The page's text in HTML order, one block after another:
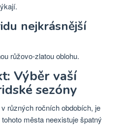
nejkrásnější
růžovo-zlatou oblohu.
Výběr vaší
sezóny
různých ročních obdobích, je
města neexistuje špatný